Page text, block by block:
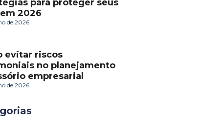
para proteger seus
2026
de 2026
evitar riscos
no planejamento
empresarial
de 2026